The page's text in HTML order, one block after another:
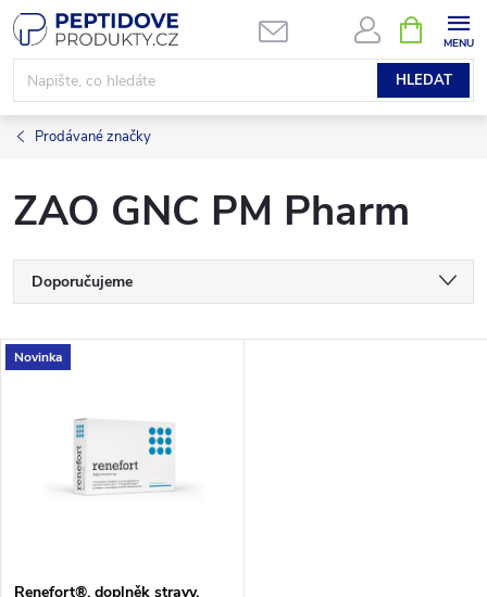
Přejít
na
obsah
HLEDAT
NÁKUPNÍ
KOŠÍK
Prodávané značky
ZAO GNC PM Pharm
Ř
a
Doporučujeme
Nejdražší
Abecedně
V
s
Novinka
Renefort®, doplněk stravy,